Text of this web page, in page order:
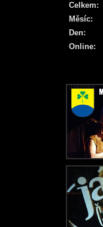
Online:
Celkem:
Měsíc:
Den: